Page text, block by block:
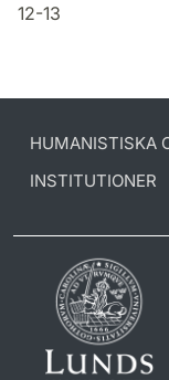
12-13
HUMANISTISKA
INSTITUTIONER